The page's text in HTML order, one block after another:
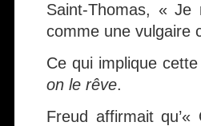
Saint-Thomas, «
comme une vulgaire
Ce qui implique
on le rêve.
Freud affirmait